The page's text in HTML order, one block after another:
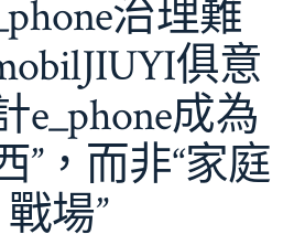
治理難
俱意
e_phone成為
”，而非“家庭
戰場”